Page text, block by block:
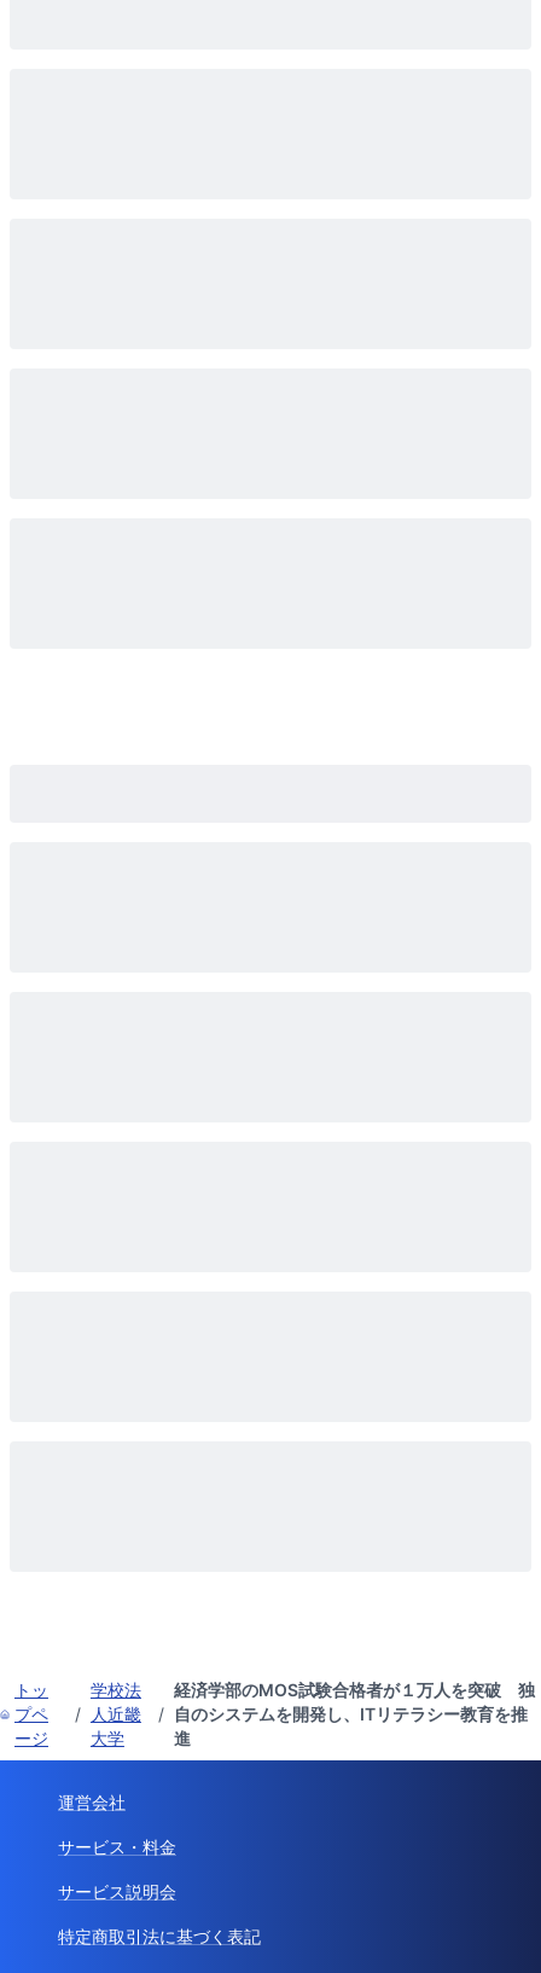
トッ
プペ
ージ
/
学校法
人近畿
大学
/
経済学部のMOS試験合格者が１万人を突破 独
自のシステムを開発し、ITリテラシー教育を推
進
運営会社
サービス・料金
サービス説明会
特定商取引法に基づく表記